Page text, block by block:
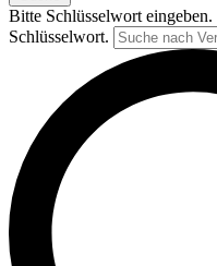
Bitte Schlüsselwort eingeben.
Schlüsselwort.